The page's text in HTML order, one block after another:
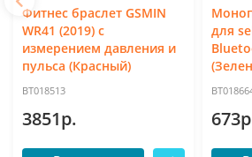
Фитнес браслет GSMIN
WR41 (2019) с
измерением давления и
пульса (Красный)
BT018513
3851р.
для